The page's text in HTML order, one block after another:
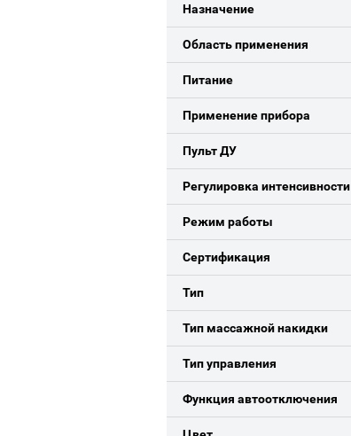
Назначение
Область применения
Питание
Применение прибора
Пульт ДУ
Регулировка интенсивности
Режим работы
Сертификация
Тип
Тип массажной накидки
Тип управления
Функция автоотключения